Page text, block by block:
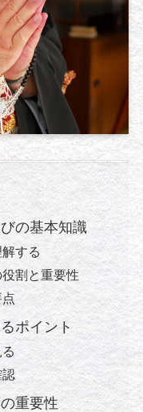
の基本知識
する
割と重要性
ポイント
認
重要性